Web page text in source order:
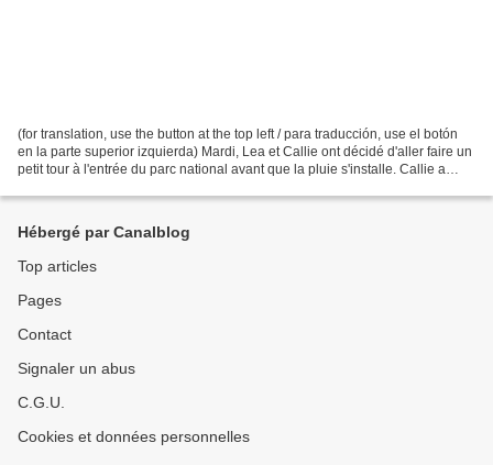
(for translation, use the button at the top left / para traducción, use el botón
en la parte superior izquierda) Mardi, Lea et Callie ont décidé d'aller faire un
petit tour à l'entrée du parc national avant que la pluie s'installe. Callie a
Hébergé par Canalblog
Top articles
Pages
Contact
Signaler un abus
C.G.U.
Cookies et données personnelles